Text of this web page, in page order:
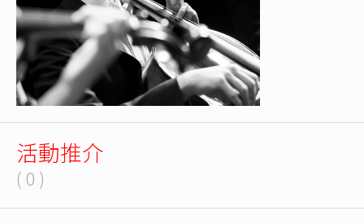
活動推介
( 0 )